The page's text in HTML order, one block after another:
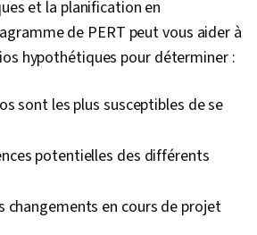
et la planification en
de PERT peut vous aider à
hypothétiques pour déterminer :
sont les plus susceptibles de se
potentielles des différents
changements en cours de projet